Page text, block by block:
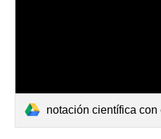
notación científica